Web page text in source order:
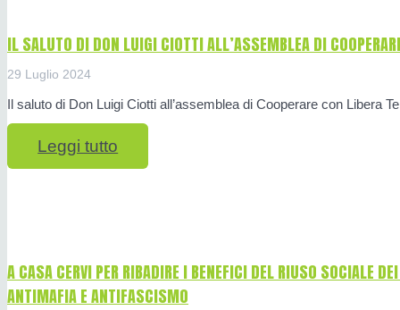
IL SALUTO DI DON LUIGI CIOTTI ALL’ASSEMBLEA DI
29 Luglio 2024
Il saluto di Don Luigi Ciotti all’assemblea di Cooperare con Libera
Leggi tutto
A CASA CERVI PER RIBADIRE I BENEFICI DEL RIUSO SOCIALE
ANTIMAFIA E ANTIFASCISMO